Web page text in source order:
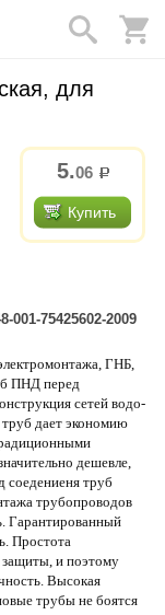
для
5.06 р.
Купить
75425602-2009
ГНБ,
ПНД перед
сетей водо-
дает экономию
дешевле,
соедениеня труб
трубопроводов
Гарантированный
Простота
и поэтому
Высокая
трубы не боятся